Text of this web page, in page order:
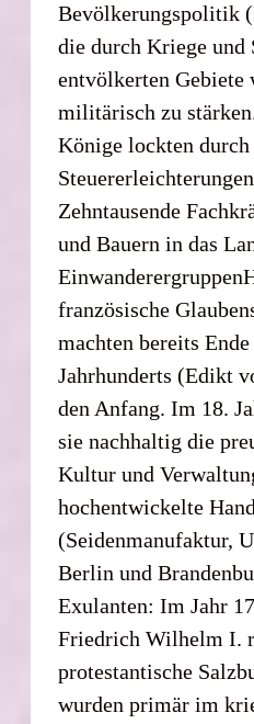
Bevölkerungspolitik
die durch Kriege und
entvölkerten
militärisch zu
Könige lockten
Zehntausende
und Bauern in das
französische
machten bereits Ende
Jahrhunderts (Edikt
den Anfang. Im 18.
sie nachhaltig die
Kultur und
hochentwickelte
(Seidenmanufaktur,
Berlin und
Exulanten: Im Jahr
Friedrich Wilhelm I.
protestantische
wurden primär im